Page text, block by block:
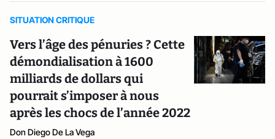
SITUATION CRITIQUE
Vers l’âge des pénuries ? Cette
démondialisation à 1600
milliards de dollars qui
pourrait s’imposer à nous
après les chocs de l’année 2022
Don Diego De La Vega